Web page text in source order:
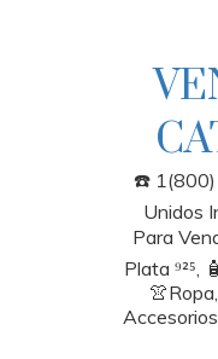
☎️ 1(800)
Unidos
Para
Plata ⁹²⁵,